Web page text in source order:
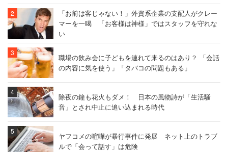
「お前は客じゃない！」外資系企業の支配人がクレー
マーを一喝 「お客様は神様」ではスタッフを守れな
い
職場の飲み会に子どもを連れて来るのはあり？ 「会話
の内容に気を使う」「タバコの問題もある」
除夜の鐘も花火もダメ！ 日本の風物詩が「生活騒
音」とされ中止に追い込まれる時代
ヤフコメの喧嘩が暴行事件に発展 ネット上のトラブ
ルで「会って話す」は危険